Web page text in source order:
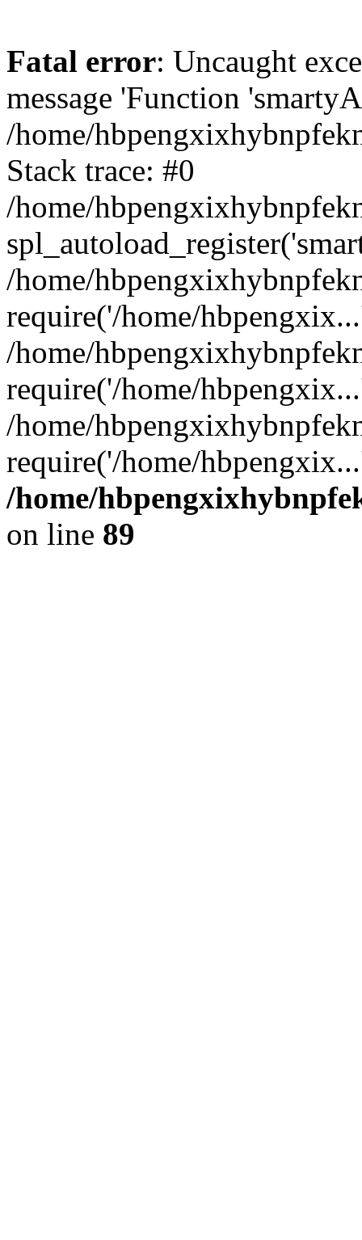
Fatal error: Uncaught
message 'Function
/home/
Stack trace: #0
/home/
/home/
require('/home/
/home/
require('/home/
/home/
require('/home/
/home/
on line 89